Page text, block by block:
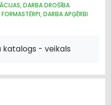
DARBA DROŠĪBA
DARBA APĢĒRBI
DARBA APĢĒRBI;
katalogs - veikals